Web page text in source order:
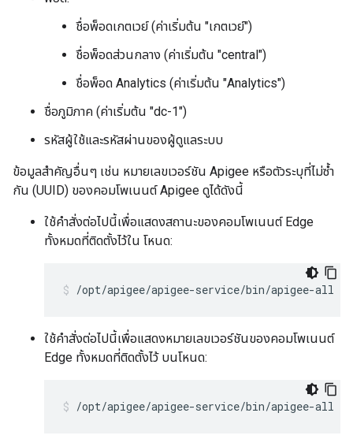
ชื่อพ็อดเกตเวย์ (ค่าเริ่มต้น "เกตเวย์")
ชื่อพ็อดส่วนกลาง (ค่าเริ่มต้น "central")
ชื่อพ็อด Analytics (ค่าเริ่มต้น "Analytics")
ชื่อภูมิภาค (ค่าเริ่มต้น "dc-1")
รหัสผู้ใช้และรหัสผ่านของผู้ดูแลระบบ
ข้อมูลสำคัญอื่นๆ เช่น หมายเลขเวอร์ชัน Apigee หรือตัวระบุที่ไม่ซ้ำ
กัน (UUID) ของคอมโพเนนต์ Apigee ดูได้ดังนี้
ใช้คำสั่งต่อไปนี้เพื่อแสดงสถานะของคอมโพเนนต์ Edge
ทั้งหมดที่ติดตั้งไว้ใน โหนด:
/opt/apigee/apigee-service/bin/apigee-all
ใช้คำสั่งต่อไปนี้เพื่อแสดงหมายเลขเวอร์ชันของคอมโพเนนต์
Edge ทั้งหมดที่ติดตั้งไว้ บนโหนด:
/opt/apigee/apigee-service/bin/apigee-all